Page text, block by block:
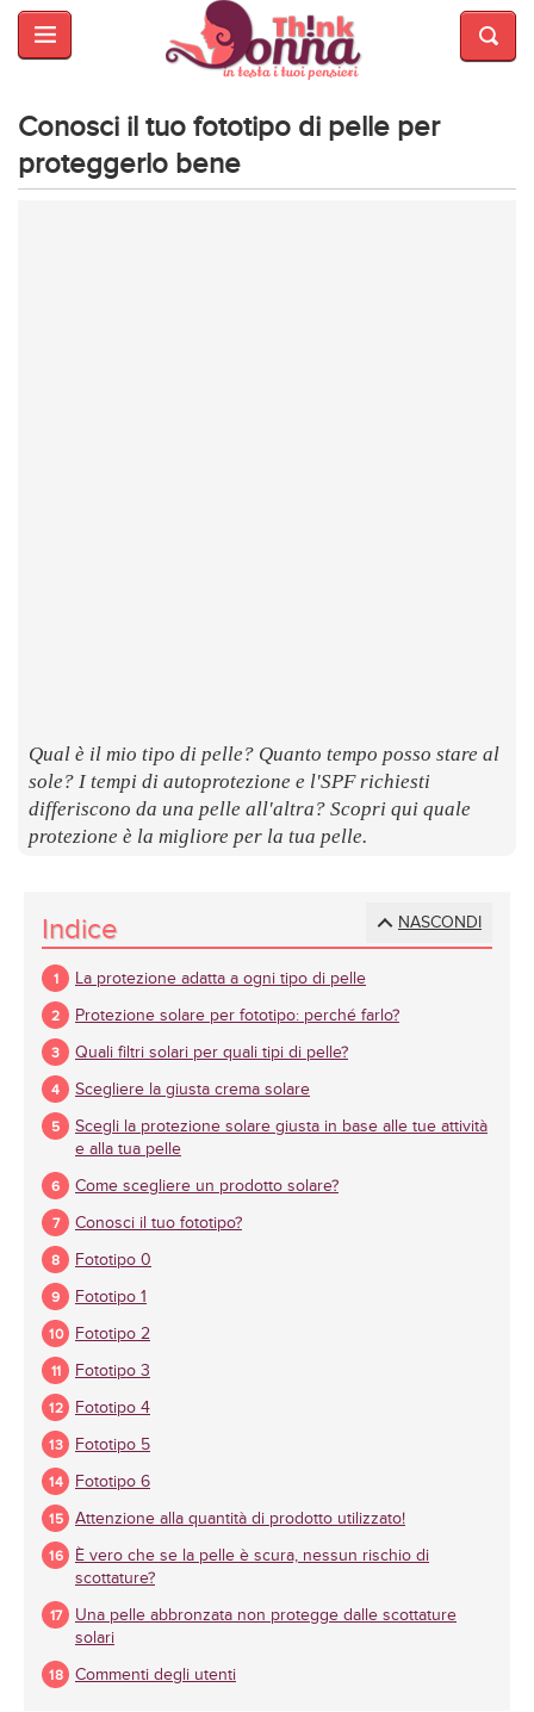
HOME
E
BELLEZZA
MODA
Conosci il tuo fototipo di pelle per
proteggerlo bene
Qual è il mio tipo di pelle? Quanto tempo posso stare al
sole? I tempi di autoprotezione e l'SPF richiesti
differiscono da una pelle all'altra? Scopri qui quale
protezione è la migliore per la tua pelle.
NASCONDI
Indice
La protezione adatta a ogni tipo di pelle
Protezione solare per fototipo: perché farlo?
Quali filtri solari per quali tipi di pelle?
Scegliere la giusta crema solare
Scegli la protezione solare giusta in base alle tue attività
e alla tua pelle
Come scegliere un prodotto solare?
Conosci il tuo fototipo?
Fototipo 0
Fototipo 1
Fototipo 2
Fototipo 3
Fototipo 4
Fototipo 5
Fototipo 6
Attenzione alla quantità di prodotto utilizzato!
È vero che se la pelle è scura, nessun rischio di
scottature?
Una pelle abbronzata non protegge dalle scottature
solari
Commenti degli utenti